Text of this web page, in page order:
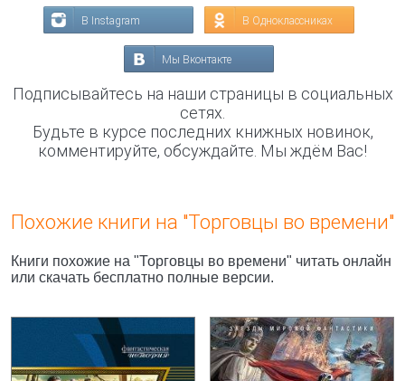
В Instagram В Одноклассниках
Мы Вконтакте
Подписывайтесь на наши страницы в социальных
сетях.
Будьте в курсе последних книжных новинок,
комментируйте, обсуждайте. Мы ждём Вас!
Похожие книги на "Торговцы во времени"
Книги похожие на "Торговцы во времени" читать онлайн
или скачать бесплатно полные версии.